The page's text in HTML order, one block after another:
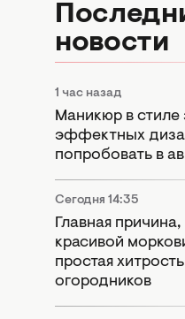
новости
1 час назад
Маникюр в стиле
эффектных
попробовать в
Сегодня 14:35
Главная
красивой
простая
огородников